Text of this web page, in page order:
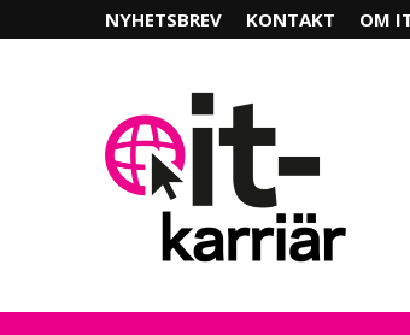
NYHETSBREV KONTAKT OM